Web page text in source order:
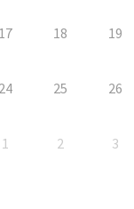
17 18 19
24 25 26
1 2 3